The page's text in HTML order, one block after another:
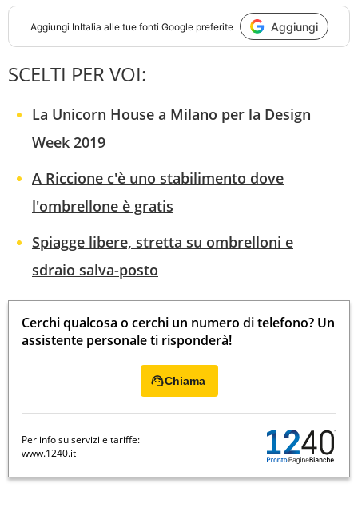
Aggiungi InItalia alle tue fonti Google preferite Aggiungi
SCELTI PER VOI:
La Unicorn House a Milano per la Design
Week 2019
A Riccione c'è uno stabilimento dove
l'ombrellone è gratis
Spiagge libere, stretta su ombrelloni e
sdraio salva-posto
Cerchi qualcosa o cerchi un numero di telefono? Un
assistente personale ti risponderà!
Chiama
Per info su servizi e tariffe:
www.1240.it